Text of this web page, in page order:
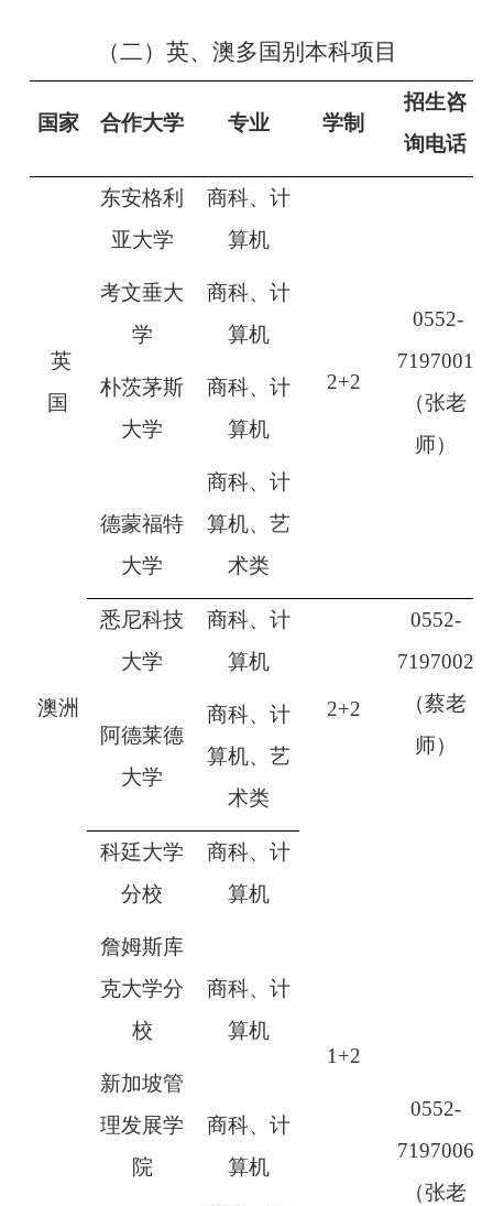
（二） 英、澳多国别本科项目
国家 合作大学 专业 学制
招生咨
询电话
英
国
东安格利
亚大学
商科、计
算机
2+2
0552-
7197001
（张老
师）
考文垂大
学
商科、计
算机
朴茨茅斯
大学
商科、计
算机
德蒙福特
大学
商科、计
算机、艺
术类
澳洲
悉尼科技
大学
商科、计
算机
2+2
0552-
7197002
（蔡老
师）
阿德莱德
大学
商科、计
算机、艺
术类
科廷大学
分校
商科、计
算机
1+2
0552-
7197006
（张老
詹姆斯库
克大学分
校
商科、计
算机
新加坡管
理发展学
院
商科、计
算机